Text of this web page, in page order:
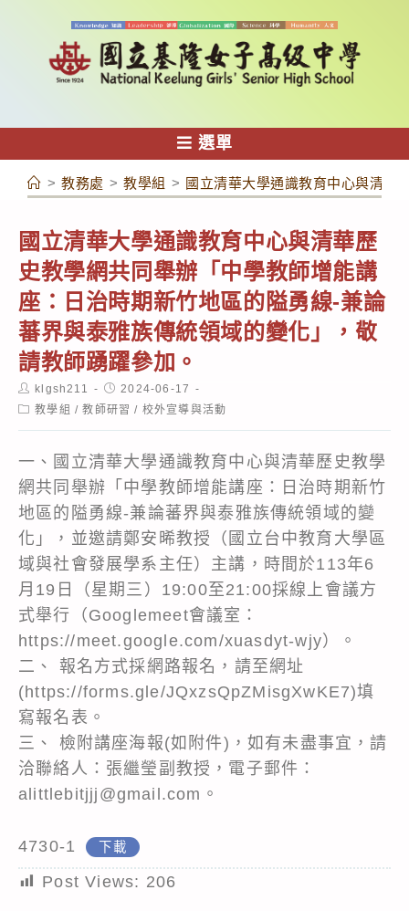
容
選單
> 教務處 > 教學組 > 國立清華大學通識教育中心與清華
國立清華大學通識教育中心與清華歷
史教學網共同舉辦「中學教師增能講
座：日治時期新竹地區的隘勇線-兼論
蕃界與泰雅族傳統領域的變化」，敬
請教師踴躍參加。
Post
author:
klgsh211
Post
published:
2024-06-17
Post教學組 / 教師研習 / 校外宣導與活動
一、國立清華大學通識教育中心與清華歷史教學
網共同舉辦「中學教師增能講座：日治時期新竹
地區的隘勇線-兼論蕃界與泰雅族傳統領域的變
化」，並邀請鄭安晞教授（國立台中教育大學區
域與社會發展學系主任）主講，時間於113年6
月19日（星期三）19:00至21:00採線上會議方
式舉行（Googlemeet會議室：
https://meet.google.com/xuasdyt-wjy）。
二、 報名方式採網路報名，請至網址
(https://forms.gle/JQxzsQpZMisgXwKE7)填
寫報名表。
三、 檢附講座海報(如附件)，如有未盡事宜，請
洽聯絡人：張繼瑩副教授，電子郵件：
alittlebitjjj@gmail.com。
4730-1 下載
Post Views: 206